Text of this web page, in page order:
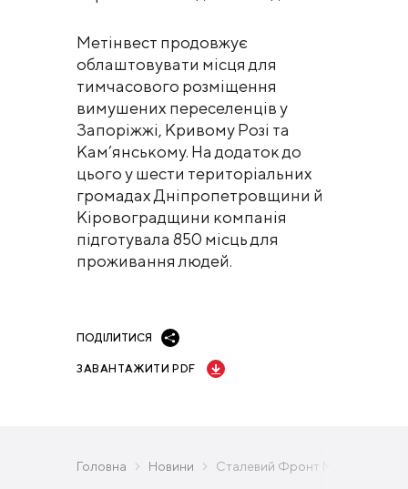
Метінвест продовжує
облаштовувати місця для
тимчасового розміщення
вимушених переселенців у
Запоріжжі, Кривому Розі та
Кам’янському. На додаток до
цього у шести територіальних
громадах Дніпропетровщини й
Кіровоградщини компанія
підготувала 850 місць для
проживання людей.
ПОДІЛИТИСЯ
ЗАВАНТАЖИТИ PDF
Головна Новини Сталевий Фронт Метінвесту: